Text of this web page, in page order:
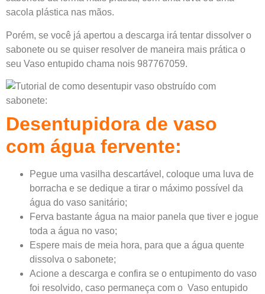
sacola plástica nas mãos.
Porém, se você já apertou a descarga irá tentar dissolver o
sabonete ou se quiser resolver de maneira mais prática o
seu Vaso entupido chama nois 987767059.
Desentupidora de vaso
com água fervente:
Pegue uma vasilha descartável, coloque uma luva de
borracha e se dedique a tirar o máximo possível da
água do vaso sanitário;
Ferva bastante água na maior panela que tiver e jogue
toda a água no vaso;
Espere mais de meia hora, para que a água quente
dissolva o sabonete;
Acione a descarga e confira se o entupimento do vaso
foi resolvido, caso permaneça com o Vaso entupido